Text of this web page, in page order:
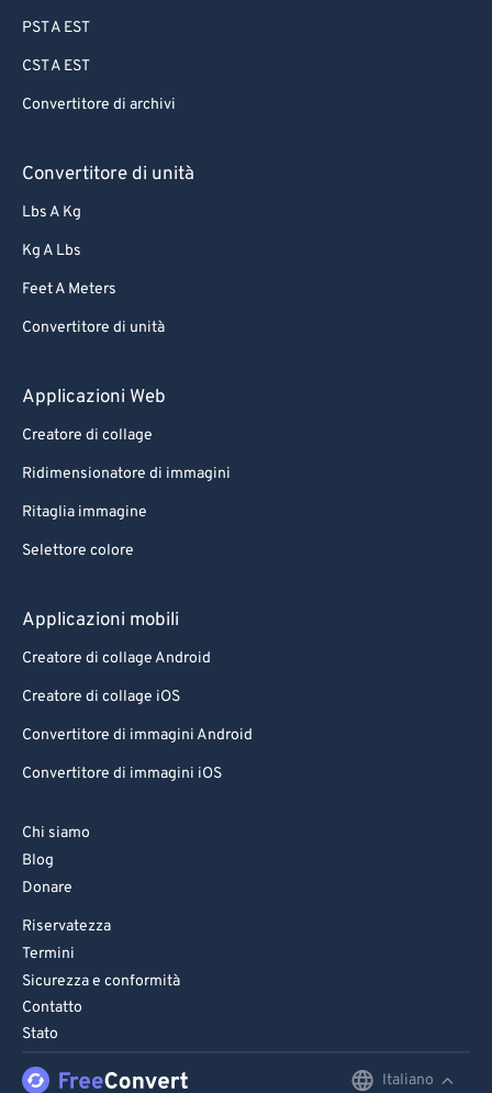
PST A EST
CST A EST
Convertitore di archivi
Convertitore di unità
Lbs A Kg
Kg A Lbs
Feet A Meters
Convertitore di unità
Applicazioni Web
Creatore di collage
Ridimensionatore di immagini
Ritaglia immagine
Selettore colore
Applicazioni mobili
Creatore di collage Android
Creatore di collage iOS
Convertitore di immagini Android
Convertitore di immagini iOS
Chi siamo
Blog
Donare
Riservatezza
Termini
Sicurezza e conformità
Contatto
Stato
Italiano